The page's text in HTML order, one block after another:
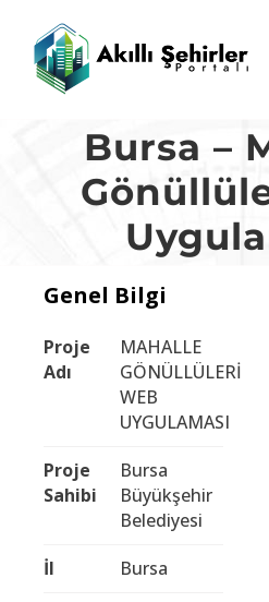
content
Bursa –
Genel Bilgi
Proje
Adı
MAHALLE
GÖNÜLLÜLERİ
WEB
UYGULAMASI
Proje
Sahibi
Bursa
Büyükşehir
Belediyesi
İl
Bursa